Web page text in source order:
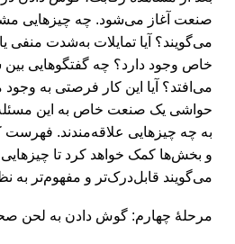
صنعت آغاز می‌شود. چه چیزهایی
می‌گویند؟ آیا تمایلات به‌شدت
خاص وجود دارد؟ چه گفتگو‌هایی
می‌افتد؟ آیا این کار فرصتی به
حواشی یک صنعت خاص به این
به چه چیزهایی علاقه‌مندند. فهرست
و بخش‌ها کمک خواهد کرد تا
می‌گویند قابل‌درک‌تر و مفهوم‌تر به
مرحلۀ چهارم: گوش دادن به لحن